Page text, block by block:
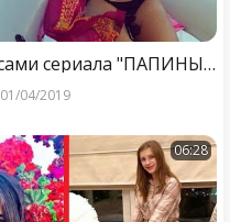
Что стало с главными актрисами сериала "ПАПИНЫ ДОЧКИ"
01/04/2019
06:28